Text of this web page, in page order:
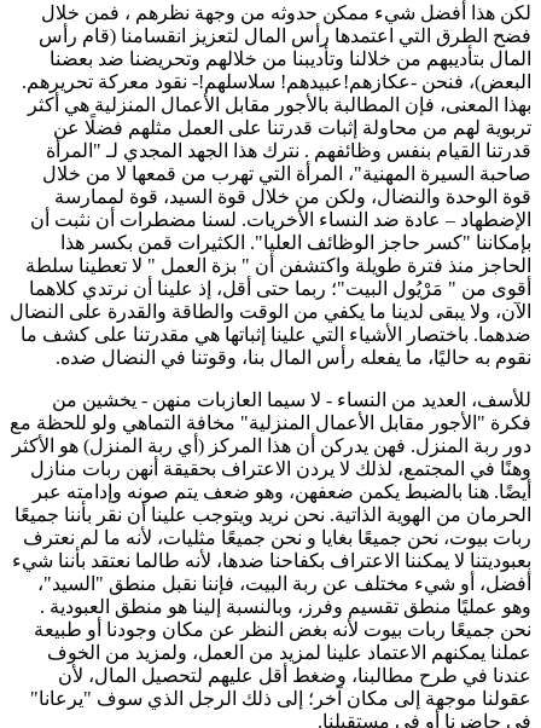
لكن هذا أفضل شيء ممكن حدوثه من وجهة نظرهم ، فمن خلال
فضح الطرق التي اعتمدها رأس المال لتعزيز انقسامنا (قام رأس
المال بتأديبهم من خلالنا وتأديبنا من خلالهم وتحريضنا ضد بعضنا
البعض)، فنحن -عكازهم!عبيدهم! سلاسلهم!- نقود معركة تحريرهم.
بهذا المعنى، فإن المطالبة بالأجور مقابل الأعمال المنزلية هي أكثر
تربوية لهم من محاولة إثبات قدرتنا على العمل مثلهم فضلًا عن
قدرتنا القيام بنفس وظائفهم . نترك هذا الجهد المجدي لـ "المرأة
صاحبة السيرة المهنية"، المرأة التي تهرب من قمعها لا من خلال
قوة الوحدة والنضال، ولكن من خلال قوة السيد، قوة لممارسة
الإضطهاد – عادة ضد النساء الأخريات. لسنا مضطرات أن نثبت أن
بإمكاننا "كسر حاجز الوظائف العليا". الكثيرات قمن بكسر هذا
الحاجز منذ فترة طويلة واكتشفن أن " بزة العمل " لا تعطينا سلطة
أقوى من " مَرْيُول البيت"؛ ربما حتى أقل، إذ علينا أن نرتدي كلاهما
الآن، ولا يبقى لدينا ما يكفي من الوقت والطاقة والقدرة على النضال
ضدهما. باختصار الأشياء التي علينا إثباتها هي مقدرتنا على كشف ما
نقوم به حاليًا، ما يفعله رأس المال بنا، وقوتنا في النضال ضده.
للأسف، العديد من النساء - لا سيما العازبات منهن - يخشين من
فكرة "الأجور مقابل الأعمال المنزلية" مخافة التماهي ولو للحظة مع
دور ربة المنزل. فهن يدركن أن هذا المركز (أي ربة المنزل) هو الأكثر
وهنًا في المجتمع، لذلك لا يردن الاعتراف بحقيقة أنهن ربات منازل
أيضًا. هنا بالضبط يكمن ضعفهن، وهو ضعف يتم صونه وإدامته عبر
الحرمان من الهوية الذاتية. نحن نريد ويتوجب علينا أن نقر بأننا جميعًا
ربات بيوت، نحن جميعًا بغايا و نحن جميعًا مثليات، لأنه ما لم نعترف
بعبوديتنا لا يمكننا الاعتراف بكفاحنا ضدها، لأنه طالما نعتقد بأننا شيء
أفضل، أو شيء مختلف عن ربة البيت، فإننا نقبل منطق "السيد"،
وهو عمليًا منطق تقسيم وفرز، وبالنسبة إلينا هو منطق العبودية .
نحن جميعًا ربات بيوت لأنه بغض النظر عن مكان وجودنا أو طبيعة
عملنا يمكنهم الاعتماد علينا لمزيد من العمل، ولمزيد من الخوف
عندنا في طرح مطالبنا، وضغط أقل عليهم لتحصيل المال، لأن
عقولنا موجهة إلى مكان آخر؛ إلى ذلك الرجل الذي سوف "يرعانا"
في حاضرنا أو في مستقبلنا.